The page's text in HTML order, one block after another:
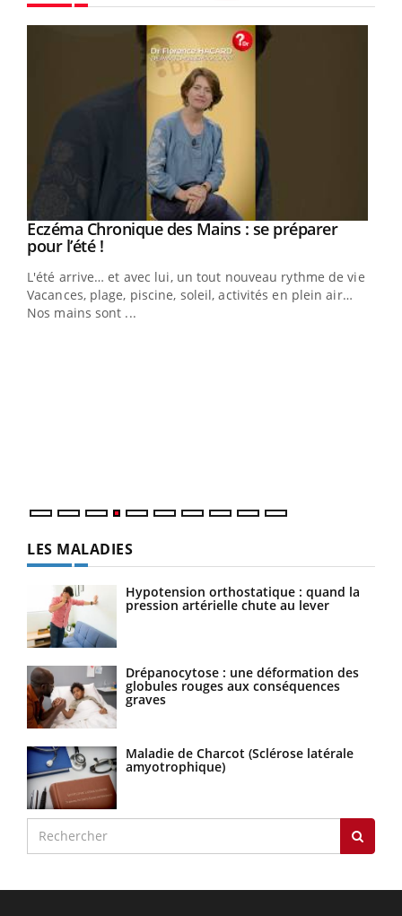
Youtube
Eczéma Chronique des Mains : se préparer
pour l’été !Youtube
L'été arrive… et avec lui, un tout nouveau rythme de vie !
Vacances, plage, piscine, soleil, activités en plein air…
Nos mains sont ...
LES MALADIES
Hypotension orthostatique : quand la
pression artérielle chute au lever
Drépanocytose : une déformation des
globules rouges aux conséquences
graves
Maladie de Charcot (Sclérose latérale
amyotrophique)